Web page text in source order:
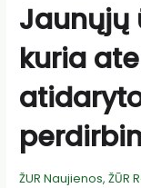
Jaunųjų
kuria
ŽUR Naujienos,ŽŪR